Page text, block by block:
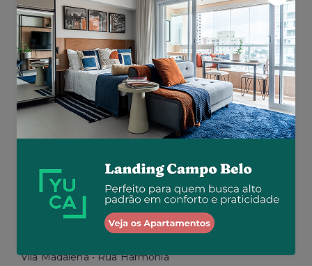
Aluguel R$ 3.073
Total R$ 4.033
Similar a sua busca
Vila Madalena • Rua Harmonia